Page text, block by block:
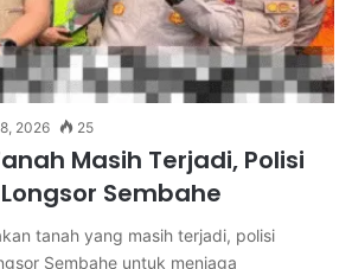
2026 25
Masih Terjadi, Polisi
Sembahe
tanah yang masih terjadi, polisi
Sembahe untuk menjaga